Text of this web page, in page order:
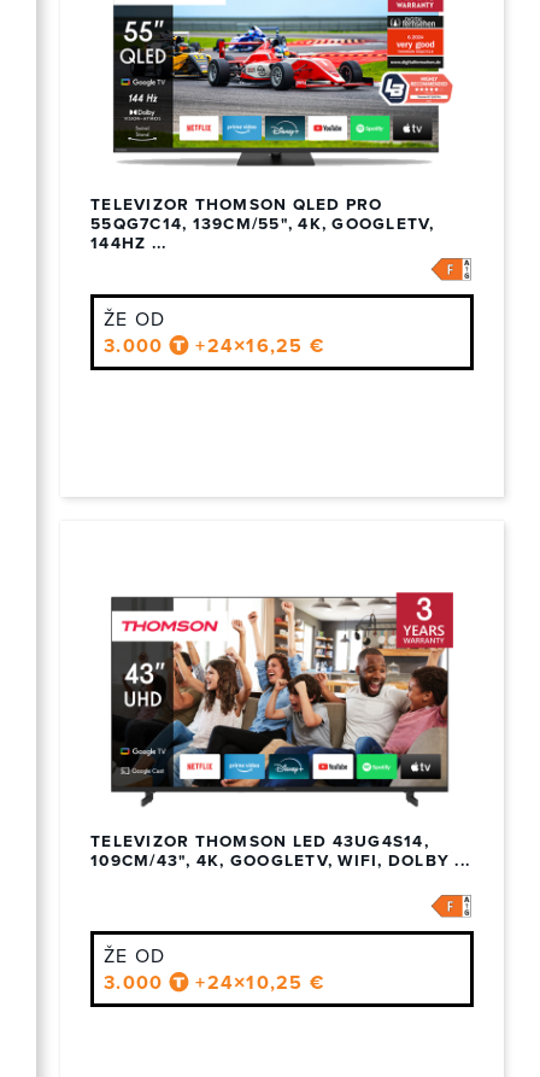
TELEVIZOR THOMSON QLED PRO
55QG7C14, 139CM/55", 4K, GOOGLETV,
144HZ ...
ŽE OD
3.000
+24×16,25 €
TELEVIZOR THOMSON LED 43UG4S14,
109CM/43", 4K, GOOGLETV, WIFI, DOLBY ...
ŽE OD
3.000
+24×10,25 €